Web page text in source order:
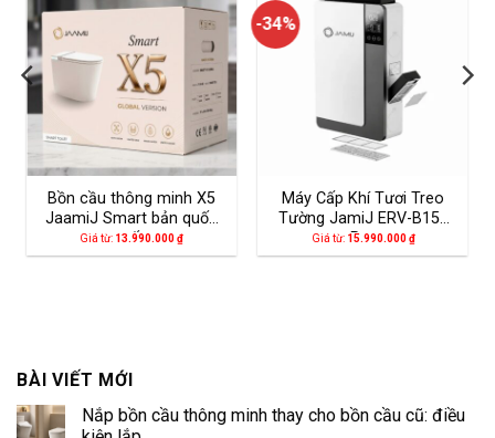
Bồn cầu thông minh X5
JaamiJ Smart bản quốc
tế
Giá từ: 13.990.000₫
-34%
Máy Cấp Khí Tươi Treo
Tường JamiJ ERV-B150
Pro
Giá từ: 15.990.000₫
BÀI VIẾT MỚI
Nắp bồn cầu thông minh thay cho bồn cầu cũ: điều